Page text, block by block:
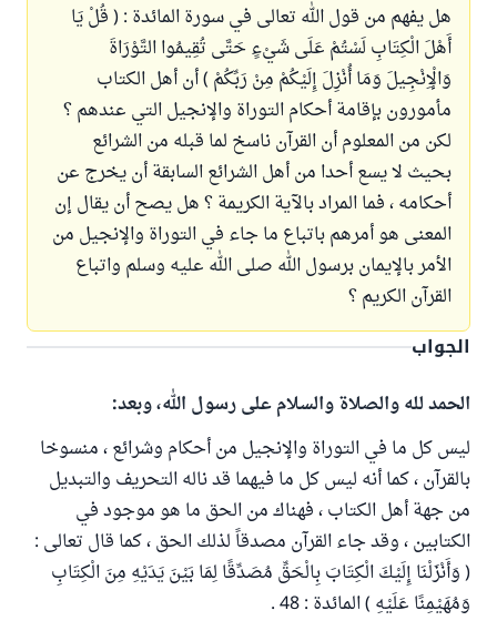
هل يفهم من قول الله تعالى في سورة المائدة : ( قُلْ يَا
أَهْلَ الْكِتَابِ لَسْتُمْ عَلَى شَيْءٍ حَتَّى تُقِيمُوا التَّوْرَاةَ
وَالْإِنْجِيلَ وَمَا أُنْزِلَ إِلَيْكُمْ مِنْ رَبِّكُمْ ) أن أهل الكتاب
مأمورون بإقامة أحكام التوراة والإنجيل التي عندهم ؟
لكن من المعلوم أن القرآن ناسخ لما قبله من الشرائع
بحيث لا يسع أحدا من أهل الشرائع السابقة أن يخرج عن
أحكامه ، فما المراد بالآية الكريمة ؟ هل يصح أن يقال إن
المعنى هو أمرهم باتباع ما جاء في التوراة والإنجيل من
الأمر بالإيمان برسول الله صلى الله عليه وسلم واتباع
القرآن الكريم ؟
الجواب
الحمد لله والصلاة والسلام على رسول الله، وبعد:
ليس كل ما في التوراة والإنجيل من أحكام وشرائع ، منسوخا
بالقرآن ، كما أنه ليس كل ما فيهما قد ناله التحريف والتبديل
من جهة أهل الكتاب ، فهناك من الحق ما هو موجود في
الكتابين ، وقد جاء القرآن مصدقاً لذلك الحق ، كما قال تعالى :
( وَأَنْزَلْنَا إِلَيْكَ الْكِتَابَ بِالْحَقِّ مُصَدِّقًا لِمَا بَيْنَ يَدَيْهِ مِنَ الْكِتَابِ
وَمُهَيْمِنًا عَلَيْهِ ) المائدة : 48 .